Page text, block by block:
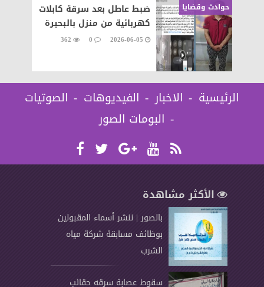
حوادث وقضايا
ضبط عاطل بعد سرقة كابلات
كهربائية من منزل بالبحيرة
2026-06-05
0
362
الرئيسية الاخبار الفيديوهات
الصوتيات
البومات الصور
الأكثر مشاهدة
بالصور | ننشر أسماء المقبولين
بوظائف مسابقة شركة مياه
الشرب
سقوط عصابة سرقه حقائب